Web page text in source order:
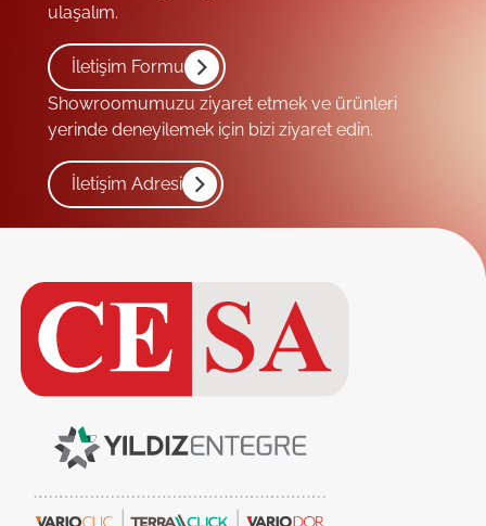
ulaşalım.
İletişim Formu
Showroomumuzu ziyaret etmek ve ürünleri
yerinde deneyilemek için bizi ziyaret edin.
İletişim Adresi